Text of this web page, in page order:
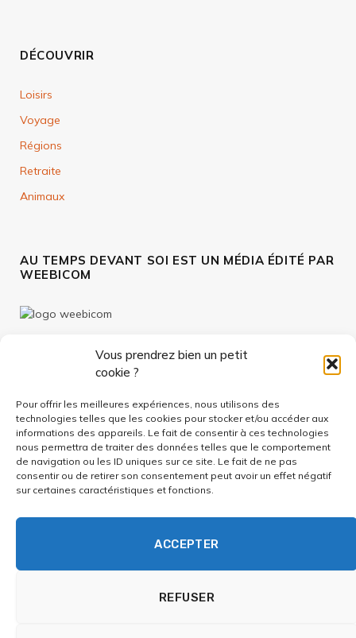
Vous prendrez bien un petit
cookie ?
Pour offrir les meilleures expériences, nous utilisons des
technologies telles que les cookies pour stocker et/ou accéder aux
informations des appareils. Le fait de consentir à ces technologies
nous permettra de traiter des données telles que le comportement
de navigation ou les ID uniques sur ce site. Le fait de ne pas
consentir ou de retirer son consentement peut avoir un effet négatif
sur certaines caractéristiques et fonctions.
ACCEPTER
REFUSER
DÉCOUVRIR
Loisirs
Voyage
Régions
Retraite
Animaux
AU TEMPS DEVANT SOI EST UN MÉDIA ÉDITÉ PAR
WEEBICOM
Facebook
À PROPOS CONTACT MENTIONS LÉGALES
POLITIQUE DE CONFIDENTIALITÉ
GESTION DES COOKIES CONDITIONS GÉNÉRALES